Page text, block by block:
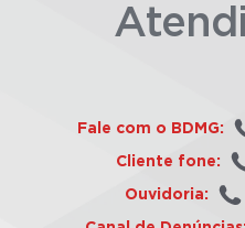
Fale com o BDMG:
Cliente fone:
Ouvidoria: